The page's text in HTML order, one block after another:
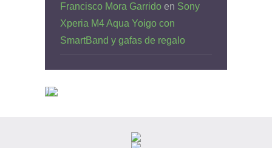
Francisco Mora Garrido en Sony
Xperia M4 Aqua Yoigo con
SmartBand y gafas de regalo